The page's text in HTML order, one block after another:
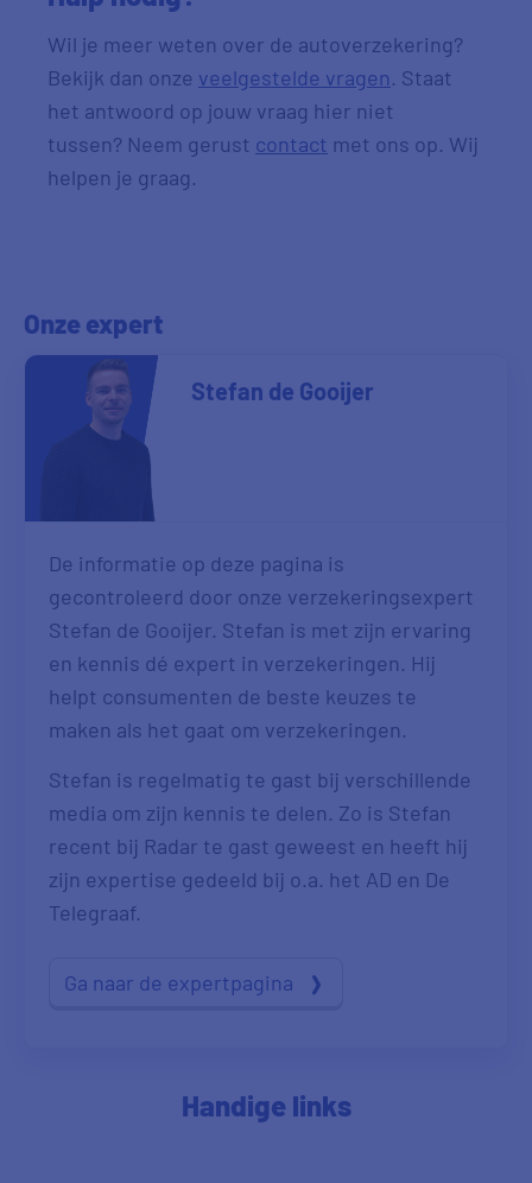
Wil je meer weten over de autoverzekering?
Bekijk dan onze veelgestelde vragen. Staat
het antwoord op jouw vraag hier niet
tussen? Neem gerust contact met ons op. Wij
helpen je graag.
Onze expert
Stefan de Gooijer
De informatie op deze pagina is
gecontroleerd door onze verzekeringsexpert
Stefan de Gooijer. Stefan is met zijn ervaring
en kennis dé expert in verzekeringen. Hij
helpt consumenten de beste keuzes te
maken als het gaat om verzekeringen.
Stefan is regelmatig te gast bij verschillende
media om zijn kennis te delen. Zo is Stefan
recent bij Radar te gast geweest en heeft hij
zijn expertise gedeeld bij o.a. het AD en De
Telegraaf.
Ga naar de expertpagina
Handige links